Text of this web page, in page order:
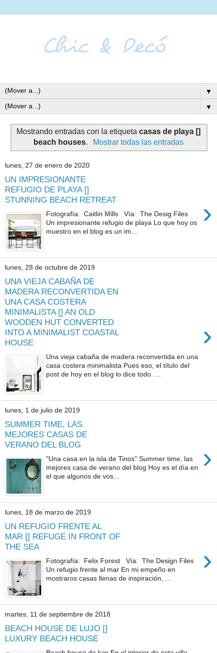
▼
▼
Mostrando entradas con la etiqueta casas de playa []
beach houses. Mostrar todas las entradas
lunes, 27 de enero de 2020
UN IMPRESIONANTE
REFUGIO DE PLAYA []
STUNNING BEACH RETREAT
›
Fotografía: Caitlin Mills Vía: The Desig Files
Un impresionante refugio de playa Lo que hoy os
muestro en el blog es un im...
lunes, 28 de octubre de 2019
UNA VIEJA CABAÑA DE
MADERA RECONVERTIDA EN
UNA CASA COSTERA
MINIMALISTA [] AN OLD
WOODEN HUT CONVERTED
INTO A MINIMALIST COASTAL
HOUSE
›
Una vieja cabaña de madera reconvertida en una
casa costera minimalista Pues eso, el título del
post de hoy en el blog lo dice todo. ...
lunes, 1 de julio de 2019
SUMMER TIME, LAS
MEJORES CASAS DE
VERANO DEL BLOG
›
"Una casa en la isla de Tinos" Summer time, las
mejores casa de verano del blog Hoy es el día en
el que algunos de vos...
lunes, 18 de marzo de 2019
UN REFUGIO FRENTE AL
MAR [] REFUGE IN FRONT OF
THE SEA
›
Fotografía: Felix Forest Vía: The Design Files
Un refugio frente al mar En mi empeño en
mostraros casas llenas de inspiración, ...
martes, 11 de septiembre de 2018
BEACH HOUSE DE LUJO []
LUXURY BEACH HOUSE